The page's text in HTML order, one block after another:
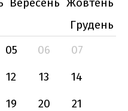
Грудень
05 06
07
12 13
14
19 20
21